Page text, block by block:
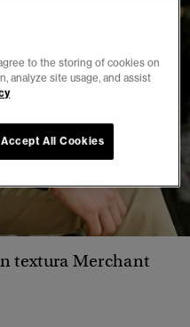
5 6 7
textura Merchant
to the storing of cookies on
analyze site usage, and assist
Accept All Cookies